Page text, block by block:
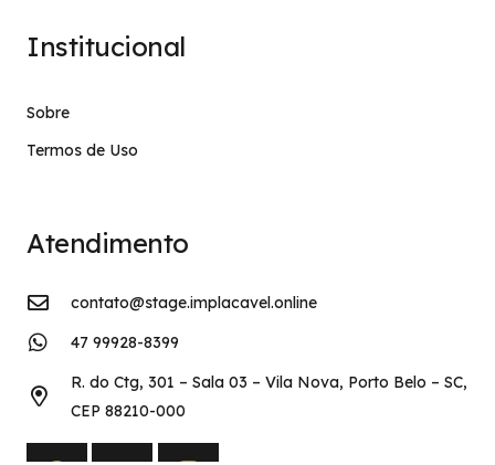
Institucional
Sobre
Termos de Uso
Atendimento
contato@stage.implacavel.online
47 99928-8399
R. do Ctg, 301 – Sala 03 – Vila Nova, Porto Belo – SC,
CEP 88210-000